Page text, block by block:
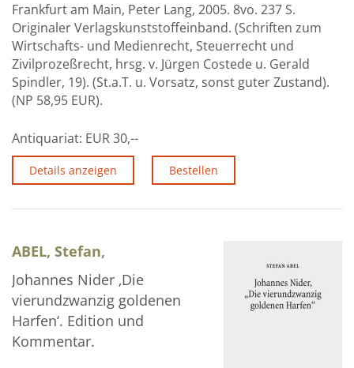
Frankfurt am Main, Peter Lang, 2005. 8vo. 237 S.
Originaler Verlagskunststoffeinband. (Schriften zum
Wirtschafts- und Medienrecht, Steuerrecht und
Zivilprozeßrecht, hrsg. v. Jürgen Costede u. Gerald
Spindler, 19). (St.a.T. u. Vorsatz, sonst guter Zustand).
(NP 58,95 EUR).
Antiquariat: EUR 30,--
Details anzeigen Bestellen
ABEL, Stefan,
Johannes Nider ‚Die
vierundzwanzig goldenen
Harfen‘. Edition und
Kommentar.